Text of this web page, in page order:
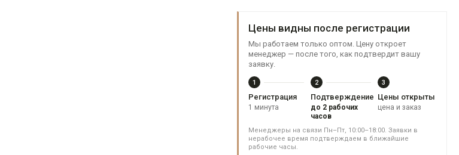
Цены видны после регистрации
Мы работаем только оптом. Цену откроет
менеджер — после того, как подтвердит вашу
заявку.
1
Регистрация
1 минута
2
Подтверждение
до 2 рабочих
часов
3
Цены открыты
цена и заказ
Менеджеры на связи Пн–Пт, 10:00–18:00. Заявки в
нерабочее время подтверждаем в ближайшие
рабочие часы.